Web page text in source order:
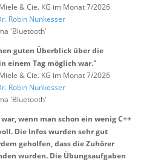
& Cie. KG im Monat 7/2026
Robin Nunkesser
'Bluetooth'
guten Überblick über die
einem Tag möglich war."
& Cie. KG im Monat 7/2026
Robin Nunkesser
'Bluetooth'
wenn man schon ein wenig C++
Die Infos wurden sehr gut
geholfen, dass die Zuhörer
wurden. Die Übungsaufgaben